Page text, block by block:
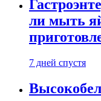
ли мыть
7 дней спустя